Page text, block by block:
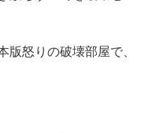
怒りの破壊部屋で、